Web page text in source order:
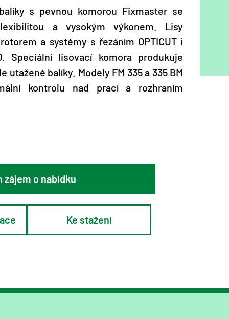
s pevnou komorou Fixmaster se
a vysokým výkonem. Lisy
a systémy s řezáním OPTICUT i
Speciální lisovací komora produkuje
utažené balíky. Modely FM 335 a 335 BM
kontrolu nad prací a rozhraním
zájem o nabídku
Ke stažení